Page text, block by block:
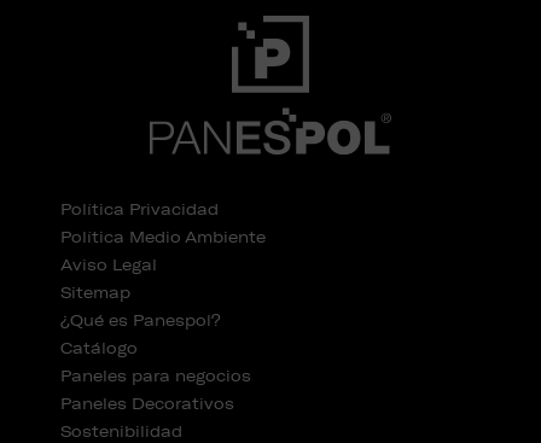
Política Privacidad
Política Medio Ambiente
Aviso Legal
Sitemap
¿Qué es Panespol?
Catálogo
Paneles para negocios
Paneles Decorativos
Sostenibilidad